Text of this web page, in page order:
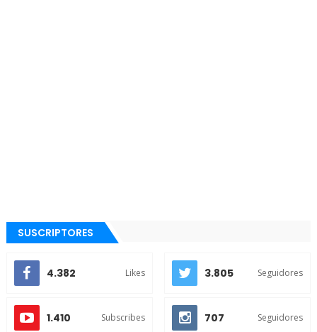
SUSCRIPTORES
4.382 Likes 3.805 Seguidores
1.410 Subscribes 707 Seguidores